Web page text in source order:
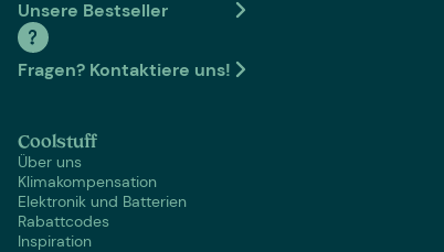
Unsere Bestseller
Fragen? Kontaktiere uns!
Coolstuff
Über uns
Klimakompensation
Elektronik und Batterien
Rabattcodes
Inspiration